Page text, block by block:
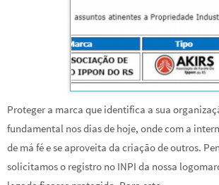
Proteger a marca que identifica a sua
fundamental nos dias de hoje, onde com a
de má fé e se aproveita da criação de outros.
solicitamos o registro no INPI da nossa